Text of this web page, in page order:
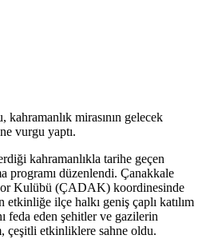
mirasının gelecek
vurgu yaptı.
kahramanlıkla tarihe geçen
programı düzenlendi. Çanakkale
Kulübü (ÇADAK) koordinesinde
ilçe halkı geniş çaplı katılım
feda eden şehitler ve gazilerin
çeşitli etkinliklere sahne oldu.